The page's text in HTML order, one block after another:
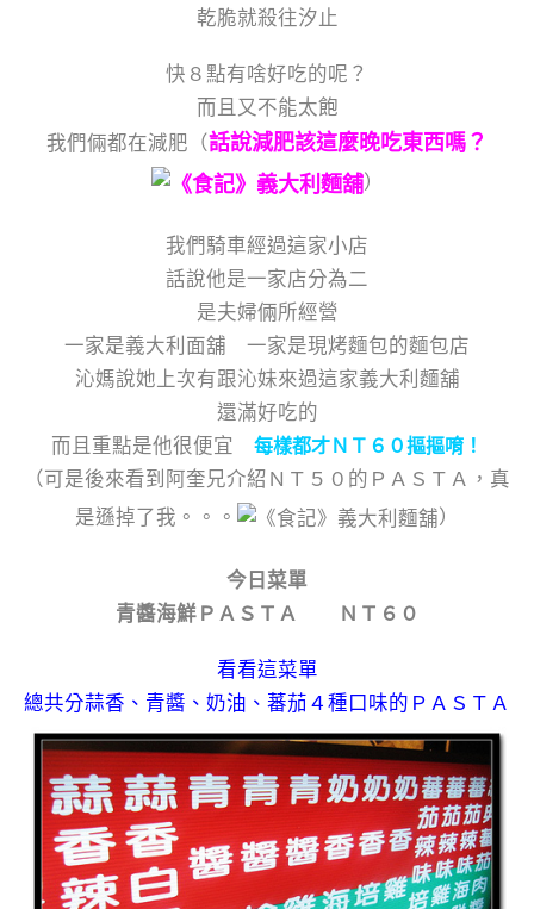
乾脆就殺往汐止
快８點有啥好吃的呢？
而且又不能太飽
我們倆都在減肥（話說減肥該這麼晚吃東西嗎？
）
我們騎車經過這家小店
話說他是一家店分為二
是夫婦倆所經營
一家是義大利面舖 一家是現烤麵包的麵包店
沁媽說她上次有跟沁妹來過這家義大利麵舖
還滿好吃的
而且重點是他很便宜 每樣都才ＮＴ６０摳摳唷！
（可是後來看到阿奎兄介紹ＮＴ５０的ＰＡＳＴＡ，真
是遜掉了我。。。
）
今日菜單
青醬海鮮ＰＡＳＴＡ ＮＴ６０
看看這菜單
總共分蒜香、青醬、奶油、蕃茄４種口味的ＰＡＳＴＡ